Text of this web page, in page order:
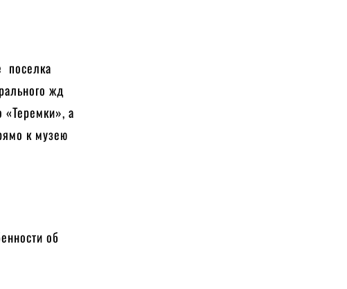
поселка
жд
«Теремки», а
к музею
об